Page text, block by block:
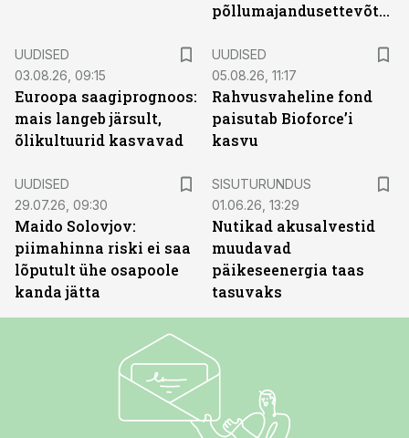
põllumajandusettevõtted
UUDISED
03.08.26, 09:15
Euroopa saagiprognoos:
mais langeb järsult,
õlikultuurid kasvavad
UUDISED
05.08.26, 11:17
Rahvusvaheline fond
paisutab Bioforce’i
kasvu
UUDISED
29.07.26, 09:30
Maido Solovjov:
piimahinna riski ei saa
lõputult ühe osapoole
kanda jätta
SISUTURUNDUS
01.06.26, 13:29
Nutikad akusalvestid
muudavad
päikeseenergia taas
tasuvaks